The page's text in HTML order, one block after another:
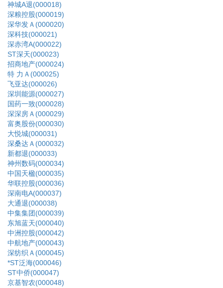
神城A退(000018)
深粮控股(000019)
深华发Ａ(000020)
深科技(000021)
深赤湾A(000022)
ST深天(000023)
招商地产(000024)
特 力Ａ(000025)
飞亚达(000026)
深圳能源(000027)
国药一致(000028)
深深房Ａ(000029)
富奥股份(000030)
大悦城(000031)
深桑达Ａ(000032)
新都退(000033)
神州数码(000034)
中国天楹(000035)
华联控股(000036)
深南电A(000037)
大通退(000038)
中集集团(000039)
东旭蓝天(000040)
中洲控股(000042)
中航地产(000043)
深纺织Ａ(000045)
*ST泛海(000046)
ST中侨(000047)
京基智农(000048)